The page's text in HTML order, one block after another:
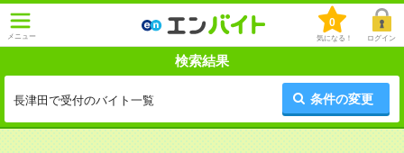
メニュー
0
気になる！ ログイン
検索結果
長津田で受付のバイト一覧 条件の変更